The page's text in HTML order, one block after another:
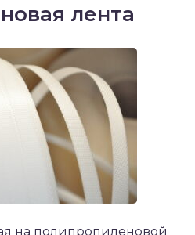
лента
на полипропиленовой